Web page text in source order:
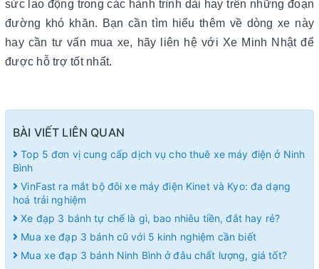
sức lao động trong các hành trình dài hay trên những đoạn
đường khó khăn. Bạn cần tìm hiểu thêm về dòng xe này
hay cần tư vấn mua xe, hãy liên hệ với Xe Minh Nhật để
được hỗ trợ tốt nhất.
BÀI VIẾT LIÊN QUAN
Top 5 đơn vị cung cấp dịch vụ cho thuê xe máy điện ở Ninh
Bình
VinFast ra mắt bộ đôi xe máy điện Kinet và Kyo: đa dạng
hoá trải nghiệm
Xe đạp 3 bánh tự chế là gì, bao nhiêu tiền, đắt hay rẻ?
Mua xe đạp 3 bánh cũ với 5 kinh nghiệm cần biết
Mua xe đạp 3 bánh Ninh Bình ở đâu chất lượng, giá tốt?